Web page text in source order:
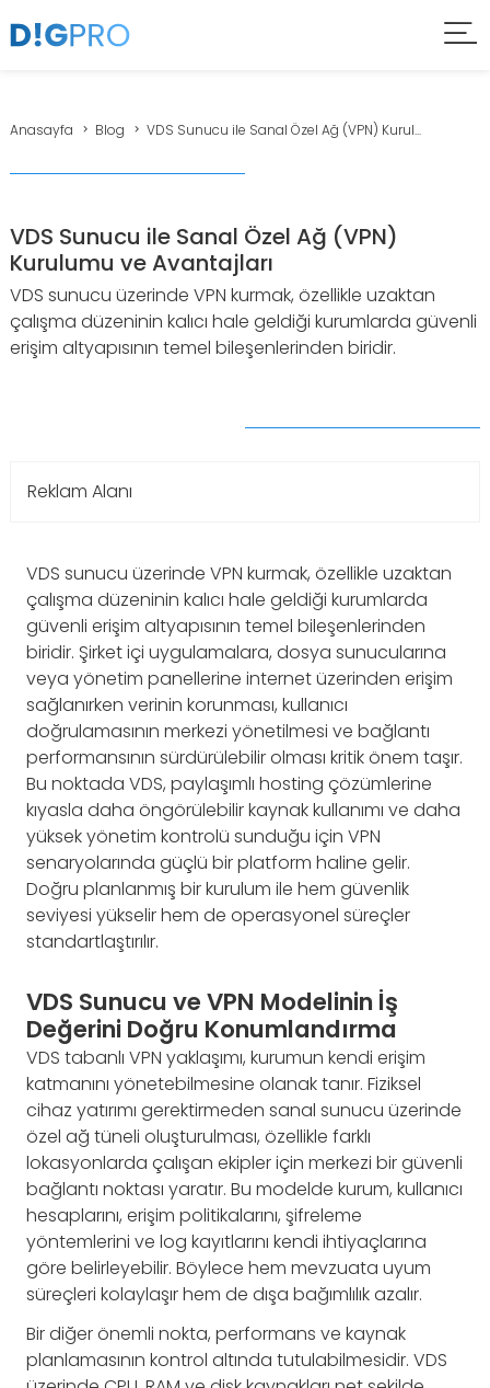
Anasayfa Blog VDS Sunucu ile Sanal Özel Ağ (VPN) Kurul...
VDS Sunucu ile Sanal Özel Ağ (VPN)
Kurulumu ve Avantajları
VDS sunucu üzerinde VPN kurmak, özellikle uzaktan
çalışma düzeninin kalıcı hale geldiği kurumlarda güvenli
erişim altyapısının temel bileşenlerinden biridir.
Reklam Alanı
VDS sunucu üzerinde VPN kurmak, özellikle uzaktan
çalışma düzeninin kalıcı hale geldiği kurumlarda
güvenli erişim altyapısının temel bileşenlerinden
biridir. Şirket içi uygulamalara, dosya sunucularına
veya yönetim panellerine internet üzerinden erişim
sağlanırken verinin korunması, kullanıcı
doğrulamasının merkezi yönetilmesi ve bağlantı
performansının sürdürülebilir olması kritik önem taşır.
Bu noktada VDS, paylaşımlı hosting çözümlerine
kıyasla daha öngörülebilir kaynak kullanımı ve daha
yüksek yönetim kontrolü sunduğu için VPN
senaryolarında güçlü bir platform haline gelir.
Doğru planlanmış bir kurulum ile hem güvenlik
seviyesi yükselir hem de operasyonel süreçler
standartlaştırılır.
VDS Sunucu ve VPN Modelinin İş
Değerini Doğru Konumlandırma
VDS tabanlı VPN yaklaşımı, kurumun kendi erişim
katmanını yönetebilmesine olanak tanır. Fiziksel
cihaz yatırımı gerektirmeden sanal sunucu üzerinde
özel ağ tüneli oluşturulması, özellikle farklı
lokasyonlarda çalışan ekipler için merkezi bir güvenli
bağlantı noktası yaratır. Bu modelde kurum, kullanıcı
hesaplarını, erişim politikalarını, şifreleme
yöntemlerini ve log kayıtlarını kendi ihtiyaçlarına
göre belirleyebilir. Böylece hem mevzuata uyum
süreçleri kolaylaşır hem de dışa bağımlılık azalır.
Bir diğer önemli nokta, performans ve kaynak
planlamasının kontrol altında tutulabilmesidir. VDS